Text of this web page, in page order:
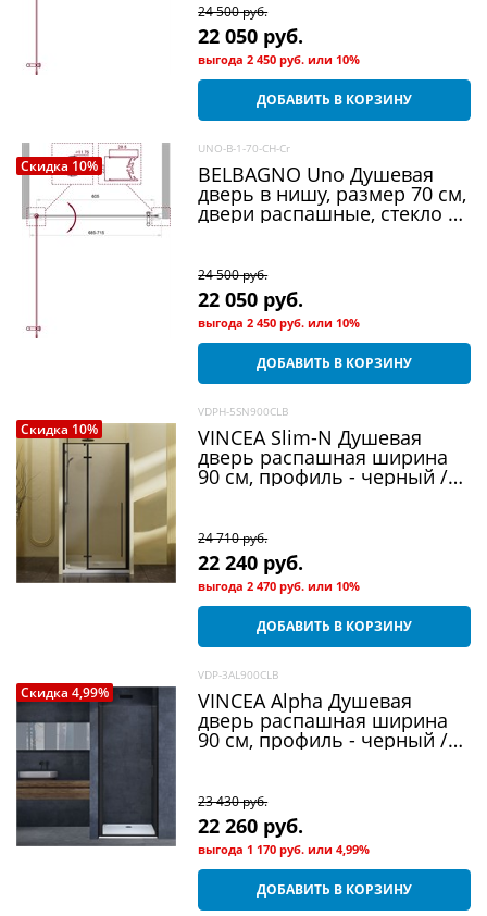
24 500 руб.
22 050 руб.
выгода2 450 руб. или 10%
ДОБАВИТЬ В КОРЗИНУ
Скидка 10%
UNO-B-1-70-CH-Cr
BELBAGNO Uno Душевая
дверь в нишу, размер 70 см,
двери распашные, стекло 5
24 500 руб.
22 050 руб.
выгода2 450 руб. или 10%
ДОБАВИТЬ В КОРЗИНУ
Скидка 10%
VDPH-5SN900CLB
VINCEA Slim-N Душевая
дверь распашная ширина
90 см, профиль - черный /
24 710 руб.
22 240 руб.
выгода2 470 руб. или 10%
ДОБАВИТЬ В КОРЗИНУ
Скидка 4,99%
VDP-3AL900CLB
VINCEA Alpha Душевая
дверь распашная ширина
90 см, профиль - черный /
23 430 руб.
22 260 руб.
выгода 1 170 руб. или4,99%
ДОБАВИТЬ В КОРЗИНУ